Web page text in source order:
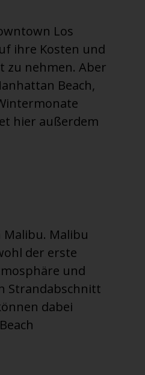
Los
ihre Kosten und
zu nehmen. Aber
Beach,
hier außerdem
Malibu
der erste
und
Strandabschnitt
dabei